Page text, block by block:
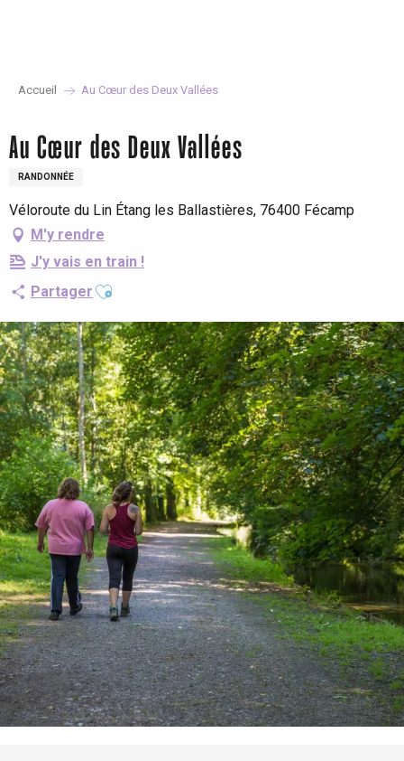
Accueil Au Cœur des Deux Vallées
Au Cœur des Deux Vallées
RANDONNÉE
Véloroute du Lin Étang les Ballastières, 76400 Fécamp
M'y rendre
J'y vais en train !
Partager Ajouter aux favoris